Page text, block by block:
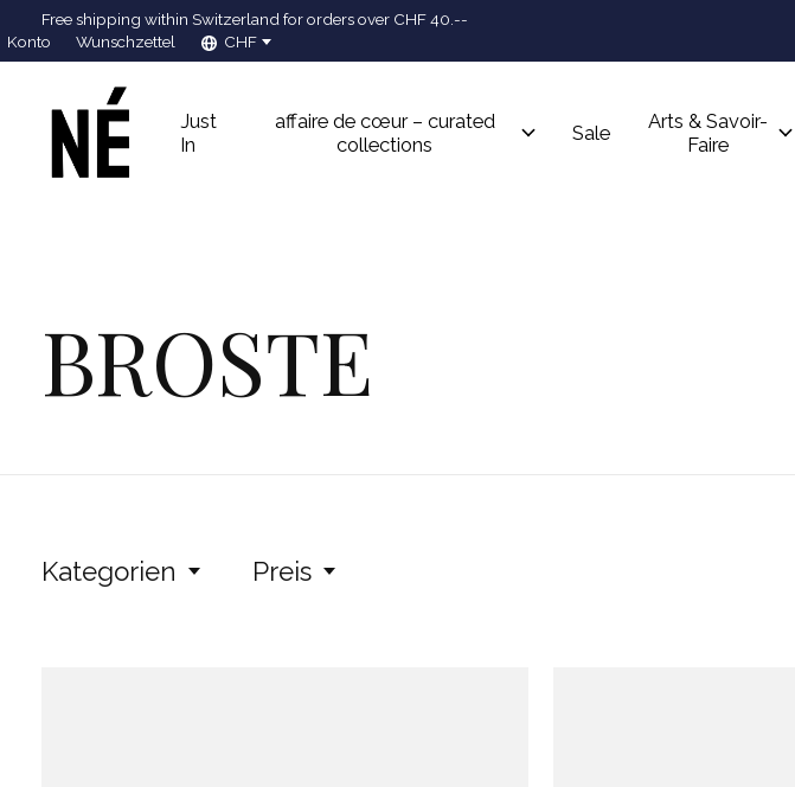
Free shipping within Switzerland for orders over CHF 40.--
Konto Wunschzettel CHF
Just
In
affaire de cœur – curated
collections
Sale
Arts & Savoir-
Faire
BROSTE
Kategorien Preis